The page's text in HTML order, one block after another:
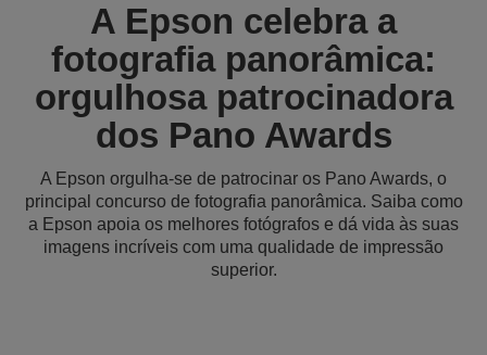
A Epson celebra a
fotografia panorâmica:
orgulhosa patrocinadora
dos Pano Awards
A Epson orgulha-se de patrocinar os Pano Awards, o
principal concurso de fotografia panorâmica. Saiba como
a Epson apoia os melhores fotógrafos e dá vida às suas
imagens incríveis com uma qualidade de impressão
superior.